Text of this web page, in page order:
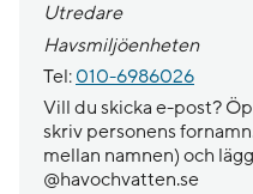
Utredare
Havsmiljöenheten
Tel: 010-6986026
Vill du skicka e-post?
skriv personens
mellan namnen) och
@havochvatten.se